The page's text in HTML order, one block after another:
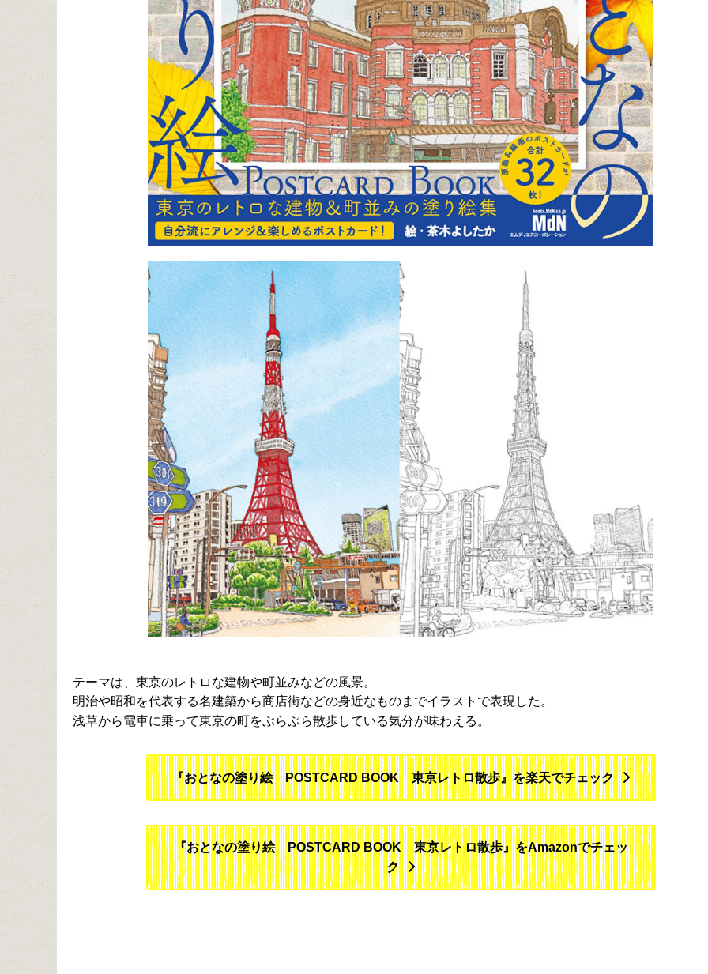
テーマは、東京のレトロな建物や町並みなどの風景。
明治や昭和を代表する名建築から商店街などの身近なものまでイラストで表現した。
浅草から電車に乗って東京の町をぶらぶら散歩している気分が味わえる。
『おとなの塗り絵 POSTCARD BOOK 東京レトロ散歩』を楽天でチェック
『おとなの塗り絵 POSTCARD BOOK 東京レトロ散歩』をAmazonでチェッ
ク